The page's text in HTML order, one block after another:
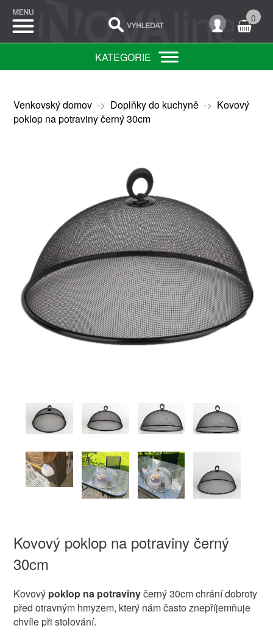
0
KATEGORIE
Venkovský domov-> Doplňky do kuchyně-> Kovový
poklop na potraviny černý 30cm
Kovový poklop na potraviny černý
30cm
Kovový poklop na potravinyčerný 30cm chrání dobroty
před otravným hmyzem, který nám často znepříjemňuje
chvíle při stolování.